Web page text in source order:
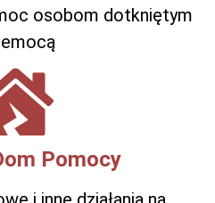
osobom dotkniętym
Pomocy